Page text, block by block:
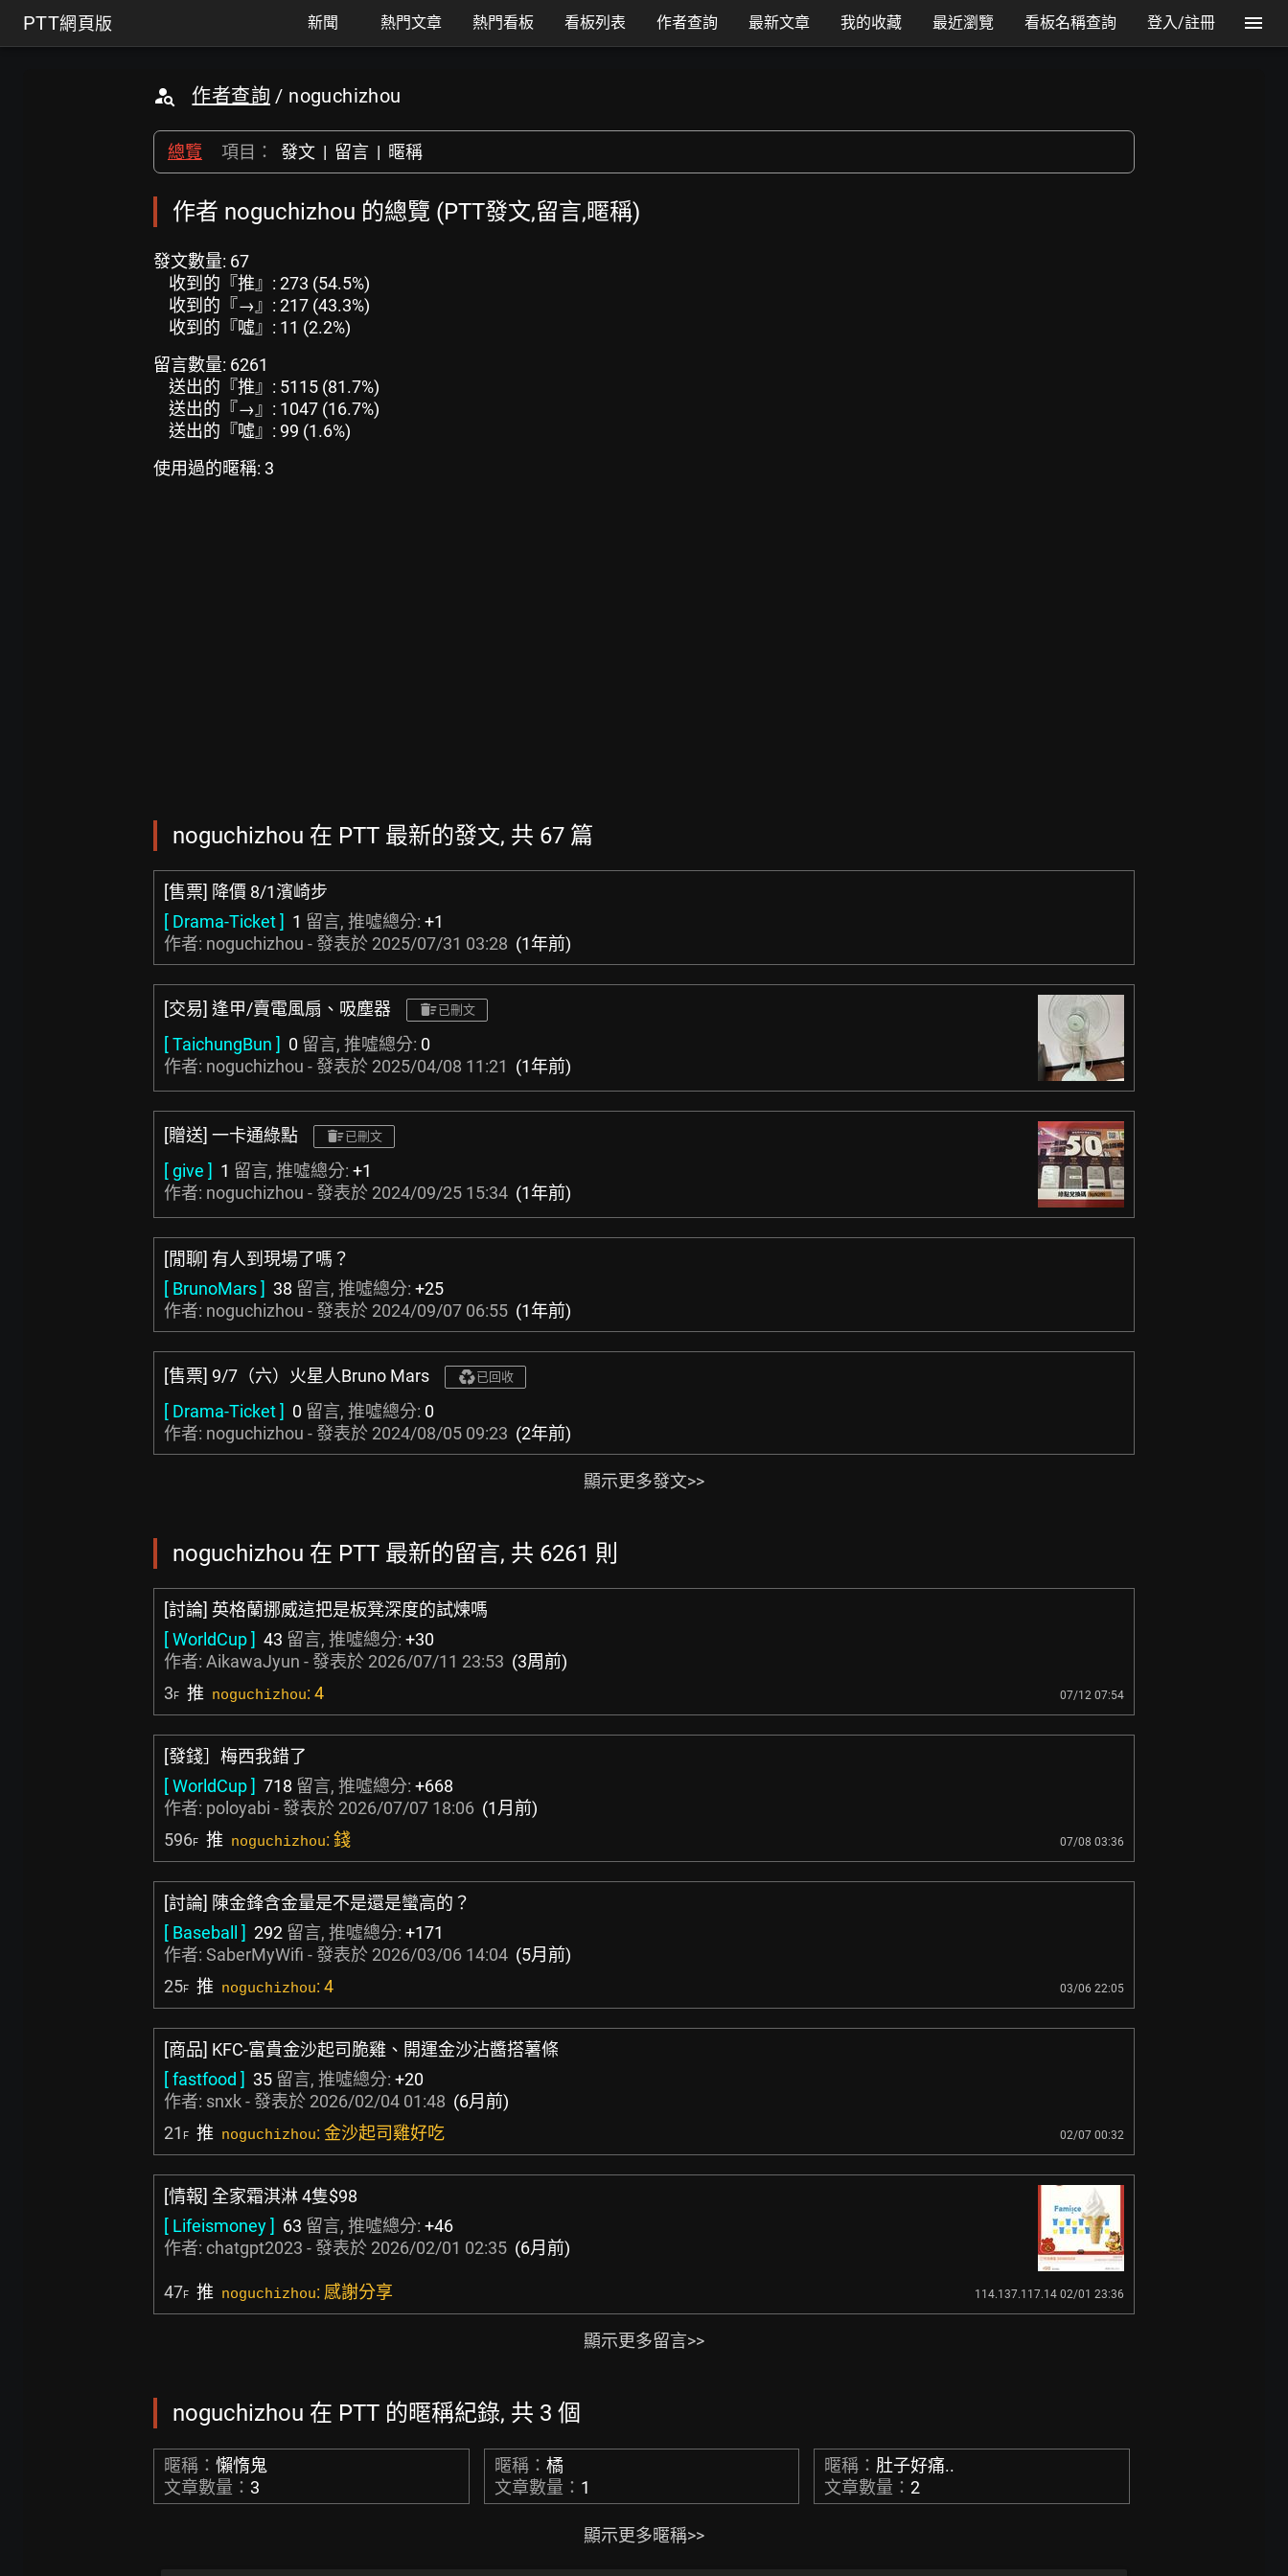
PTT網頁版 新聞 熱門文章 熱門看板 看板列表 作者查詢 最新文章 我的收藏 最近瀏覽 看板名稱查詢 登入/註冊
作者查詢 / noguchizhou
總覽 項目： 發文 | 留言 | 暱稱
作者 noguchizhou 的總覽 (PTT發文,留言,暱稱)
發文數量: 67
收到的『推』: 273 (54.5%)
收到的『→』: 217 (43.3%)
收到的『噓』: 11 (2.2%)
留言數量: 6261
送出的『推』: 5115 (81.7%)
送出的『→』: 1047 (16.7%)
送出的『噓』: 99 (1.6%)
使用過的暱稱: 3
noguchizhou 在 PTT 最新的發文, 共 67 篇
[售票] 降價 8/1濱崎步
[ Drama-Ticket ] 1 留言, 推噓總分: +1
作者: noguchizhou - 發表於 2025/07/31 03:28 (1年前)
[交易] 逢甲/賣電風扇、吸塵器 已刪文
[ TaichungBun ] 0 留言, 推噓總分: 0
作者: noguchizhou - 發表於 2025/04/08 11:21 (1年前)
[贈送] 一卡通綠點 已刪文
[ give ] 1 留言, 推噓總分: +1
作者: noguchizhou - 發表於 2024/09/25 15:34 (1年前)
[閒聊] 有人到現場了嗎？
[ BrunoMars ] 38 留言, 推噓總分: +25
作者: noguchizhou - 發表於 2024/09/07 06:55 (1年前)
[售票] 9/7（六）火星人Bruno Mars 已回收
[ Drama-Ticket ] 0 留言, 推噓總分: 0
作者: noguchizhou - 發表於 2024/08/05 09:23 (2年前)
顯示更多發文>>
noguchizhou 在 PTT 最新的留言, 共 6261 則
[討論] 英格蘭挪威這把是板凳深度的試煉嗎
[ WorldCup ] 43 留言, 推噓總分: +30
作者: AikawaJyun - 發表於 2026/07/11 23:53 (3周前)
3F 推 noguchizhou: 4 07/12 07:54
[發錢］梅西我錯了
[ WorldCup ] 718 留言, 推噓總分: +668
作者: poloyabi - 發表於 2026/07/07 18:06 (1月前)
596F 推 noguchizhou: 錢 07/08 03:36
[討論] 陳金鋒含金量是不是還是蠻高的？
[ Baseball ] 292 留言, 推噓總分: +171
作者: SaberMyWifi - 發表於 2026/03/06 14:04 (5月前)
25F 推 noguchizhou: 4 03/06 22:05
[商品] KFC-富貴金沙起司脆雞、開運金沙沾醬搭薯條
[ fastfood ] 35 留言, 推噓總分: +20
作者: snxk- 發表於 2026/02/04 01:48 (6月前)
21 F 推 noguchizhou: 金沙起司雞好吃 02/07 00:32
[情報] 全家霜淇淋 4隻$98
[ Lifeismoney ] 63 留言, 推噓總分: +46
作者: chatgpt2023 - 發表於 2026/02/01 02:35 (6月前)
47F 推 noguchizhou: 感謝分享 114.137.117.14 02/01 23:36
顯示更多留言>>
noguchizhou 在 PTT 的暱稱紀錄, 共 3 個
暱稱： 懶惰鬼
文章數量： 3
暱稱： 橘
文章數量： 1
暱稱： 肚子好痛..
文章數量：2
顯示更多暱稱>>